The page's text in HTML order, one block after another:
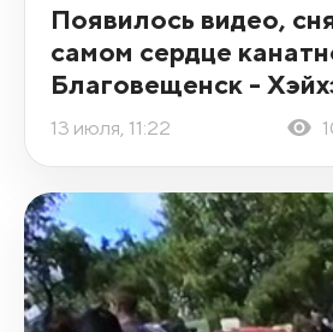
Появилось видео,
самом сердце
Благовещенск -
13 июля, 11:22